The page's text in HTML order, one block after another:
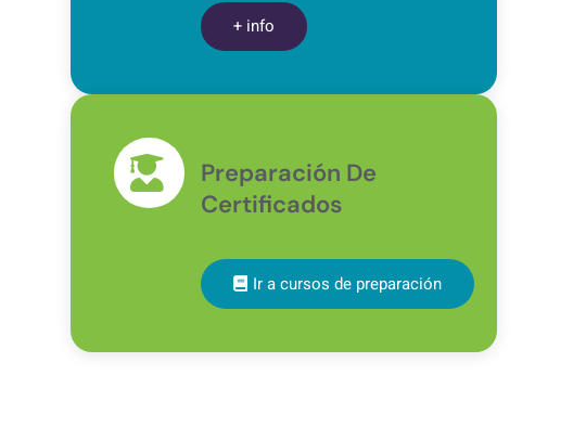
+ info
Preparación De
Certificados
Ir a cursos de preparación